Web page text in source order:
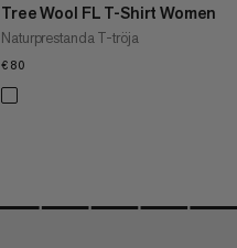
Tree Wool FL T-Shirt Women
Naturprestanda T-tröja
€80